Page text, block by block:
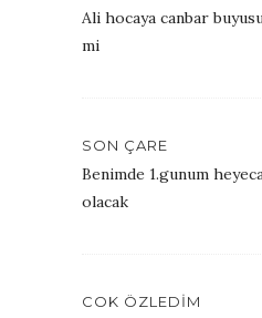
Ali hocaya canbar
mi
SON ÇARE
Benimde 1.gunum
olacak
COK ÖZLEDIM